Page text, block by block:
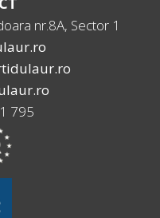
nr.8A, Sector 1
795